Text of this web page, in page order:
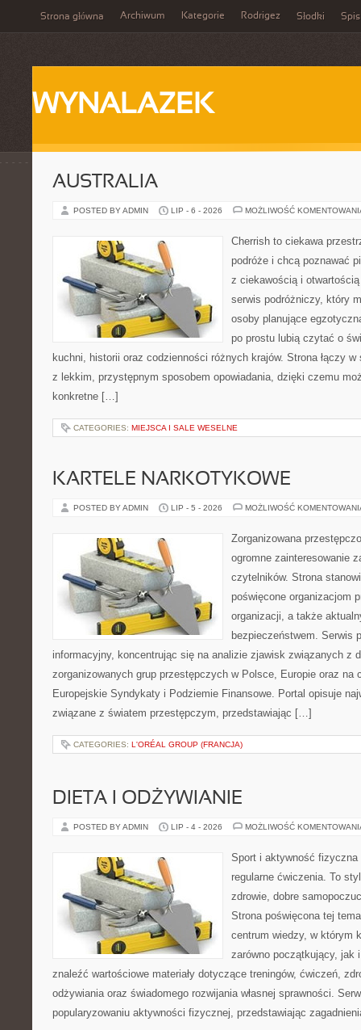
Strona główna Archiwum Kategorie Rodrigez Słodki Spis
WYNALAZEK
AUSTRALIA
POSTED BY ADMIN LIP - 6 - 2026 MOŻLIWOŚĆ
Cherrish to ciekawa
podróże i chcą poznawać
z ciekawością i
serwis podróżniczy, który
osoby planujące
po prostu lubią czytać o
kuchni, historii oraz codzienności różnych krajów. Strona łączy
z lekkim, przystępnym sposobem opowiadania, dzięki czemu
konkretne […]
CATEGORIES: MIEJSCA I SALE WESELNE
KARTELE NARKOTYKOWE
POSTED BY ADMIN LIP - 5 - 2026 MOŻLIWOŚĆ
Zorganizowana
ogromne zainteresowanie
czytelników. Strona
poświęcone organizacjom
organizacji, a także
bezpieczeństwem. Serwis
informacyjny, koncentrując się na analizie zjawisk związanych z
zorganizowanych grup przestępczych w Polsce, Europie oraz na
Europejskie Syndykaty i Podziemie Finansowe. Portal opisuje
związane z światem przestępczym, przedstawiając […]
CATEGORIES: L'ORÉAL GROUP (FRANCJA)
DIETA I ODŻYWIANIE
POSTED BY ADMIN LIP - 4 - 2026 MOŻLIWOŚĆ
Sport i aktywność
regularne ćwiczenia. To
zdrowie, dobre
Strona poświęcona tej
centrum wiedzy, w którym
zarówno początkujący, jak
znaleźć wartościowe materiały dotyczące treningów, ćwiczeń,
odżywiania oraz świadomego rozwijania własnej sprawności.
popularyzowaniu aktywności fizycznej, przedstawiając